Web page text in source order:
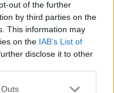
out of the further
by third parties on the
This information may
on the IAB’s List of
disclose it to other
one or more Google
alkotó. De nem akar
el, a határvonalon
indulunk-e vagy
tár fel előttünk.
de nem irányít minket,